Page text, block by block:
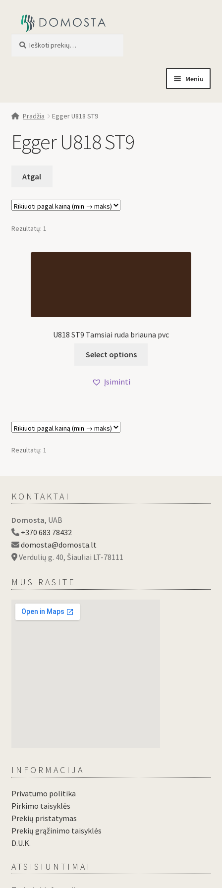
Meniu
Apie mus
Profilis
Pradžia Egger U818 ST9
Egger U818 ST9
Rezultatų: 1
U818 ST9 Tamsiai ruda briauna pvc
Select options
Įsiminti
Rezultatų: 1
KONTAKTAI
Domosta, UAB
+370 683 78432
domosta@domosta.lt
Verdulių g. 40, Šiauliai LT-78111
MUS RASITE
INFORMACIJA
Privatumo politika
Pirkimo taisyklės
Prekių pristatymas
Prekių grąžinimo taisyklės
D.U.K.
ATSISIUNTIMAI